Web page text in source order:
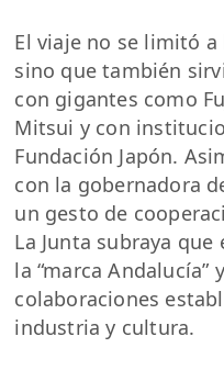
El viaje no se limitó
sino que también
con gigantes como
Mitsui y con
Fundación Japón.
con la gobernadora
un gesto de
La Junta subraya
la “marca Andalucía”
colaboraciones
industria y cultura.